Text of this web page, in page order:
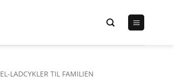
EL-LADCYKLER TIL FAMILIEN